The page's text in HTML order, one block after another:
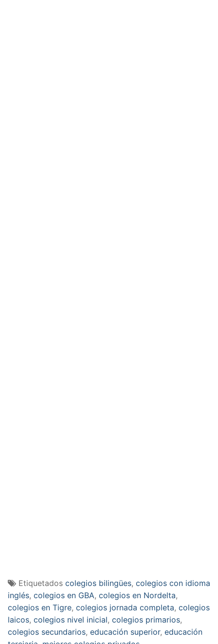
Etiquetados colegios bilingües, colegios con idioma
inglés, colegios en GBA, colegios en Nordelta,
colegios en Tigre, colegios jornada completa, colegios
laicos, colegios nivel inicial, colegios primarios,
colegios secundarios, educación superior, educación